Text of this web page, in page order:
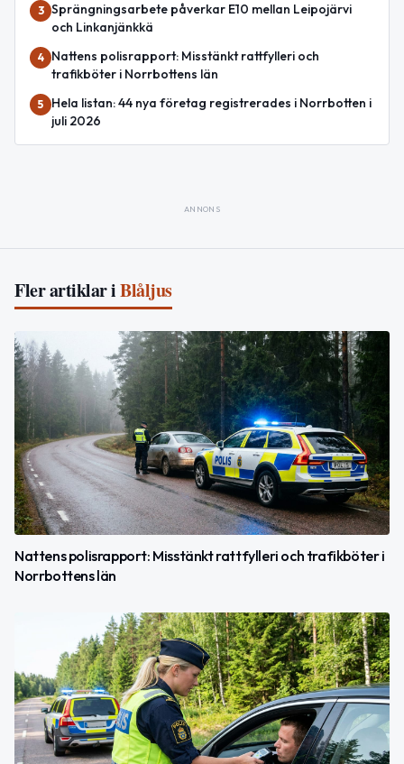
3 Sprängningsarbete påverkar E10 mellan Leipojärvi
och Linkanjänkkä
4
Nattens polisrapport: Misstänkt rattfylleri och
trafikböter i Norrbottens län
5
Hela listan: 44 nya företag registrerades i Norrbotten i
juli 2026
ANNONS
Fler artiklar iBlåljus
Nattens polisrapport: Misstänkt rattfylleri och trafikböter i
Norrbottens län